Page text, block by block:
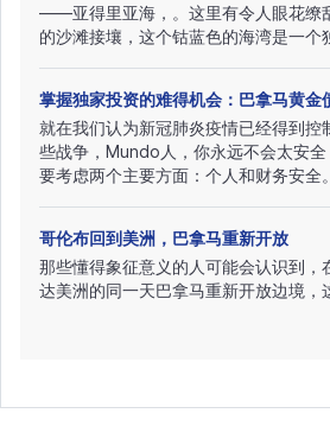
——亚得里亚海，。这里有令人眼花缭
的沙滩接壤，这个钴蓝色的海湾是一个
掌握独家投资的难得机会：巴拿马黄金
就在我们认为新冠肺炎疫情已经得到控
些战争，Mundo人，你永远不会太安
要考虑两个主要方面：个人和财务安全。
哥伦布回到美洲，巴拿马重新开放
那些懂得象征意义的人可能会认识到
达美洲的同一天巴拿马重新开放边境，